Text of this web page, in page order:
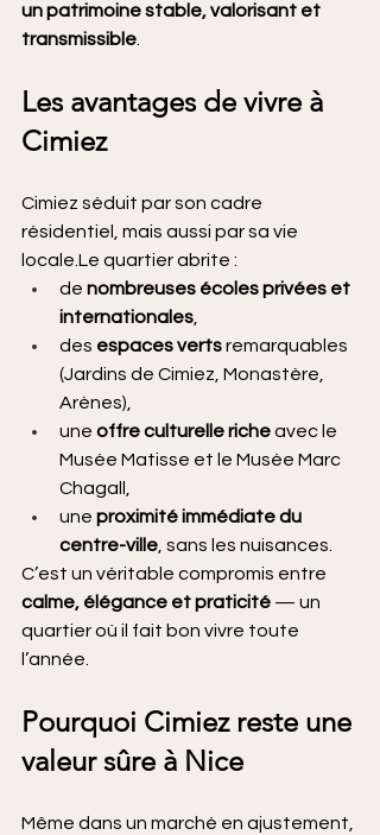
un patrimoine stable, valorisant et
transmissible
Les avantages de vivre à
Cimiez
Cimiez séduit par son cadre
résidentiel, mais aussi par sa vie
locale.Le quartier abrite :
de nombreuses écoles privées et
internationales
des espaces verts remarquables
(Jardins de Cimiez, Monastère,
Arènes),
une offre culturelle riche avec le
Musée Matisse et le Musée Marc
Chagall,
une proximité immédiate du
centre-ville , sans les nuisances.
C’est un véritable compromis entre
calme, élégance et praticité — un
quartier où il fait bon vivre toute
l’année.
Pourquoi Cimiez reste une
valeur sûre à Nice
Même dans un marché en ajustement,